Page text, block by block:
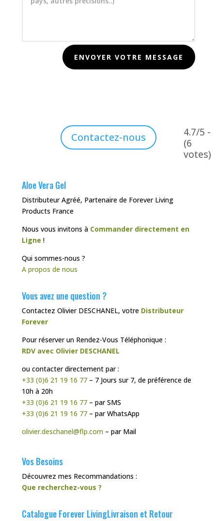
ENVOYER VOTRE MESSAGE
Contactez-nous
4.7/5 -
(6
votes)
Aloe Vera Gel
Distributeur Agréé, Partenaire de Forever Living
Products France
Nous vous invitons à Commander directement en
Ligne !
Qui sommes-nous ?
A propos de nous
Vous avez une question ?
Contactez Olivier DESCHANEL, votre Distributeur
Forever
Pour réserver un Rendez-Vous Téléphonique :
RDV avec Olivier DESCHANEL
ou contacter directement par :
+33 (0)6 21 19 16 77– 7 Jours sur 7, de préférence de
10h à 20h
+33 (0)6 21 19 16 77– par SMS
+33 (0)6 21 19 16 77– par WhatsApp
olivier.deschanel@flp.com– par Mail
Vos Besoins
Découvrez mes Recommandations :
Que recherchez-vous ?
Catalogue Forever LivingLivraison et Retour